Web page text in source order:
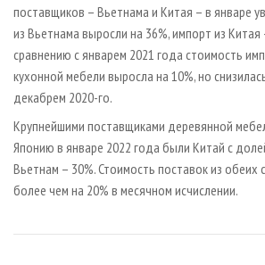
поставщиков – Вьетнама и Китая – в январе
из Вьетнама выросли на 36%, импорт из Китая
сравнению с январем 2021 года стоимость
кухонной мебели выросла на 10%, но
декабрем 2020-го.
Крупнейшими поставщиками деревянной
Японию в январе 2022 года были Китай с
Вьетнам – 30%. Стоимость поставок из обеих
более чем на 20% в месячном исчислении.